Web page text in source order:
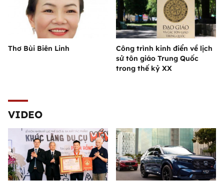
Thơ Bùi Biên Linh
Công trình kinh điển về lịch
sử tôn giáo Trung Quốc
trong thế kỷ XX
VIDEO